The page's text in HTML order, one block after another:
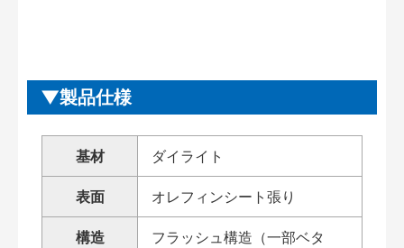
製品仕様
基材 ダイライト
表面 オレフィンシート張り
構造
フラッシュ構造（一部ベタ